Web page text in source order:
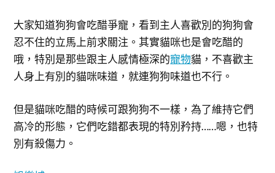
大家知道狗狗會吃醋爭寵，看到主人喜歡別的狗狗會
忍不住的立馬上前求關注。其實貓咪也是會吃醋的
哦，特別是那些跟主人感情極深的寵物貓，不喜歡主
人身上有別的貓咪味道，就連狗狗味道也不行。
但是貓咪吃醋的時候可跟狗狗不一樣，為了維持它們
高冷的形態，它們吃錯都表現的特別矜持……嗯，也特
別有殺傷力。